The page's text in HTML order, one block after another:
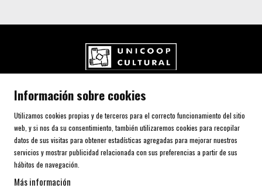
Carrer de l'Aurora, 80 (Plaça de Cal Font)
Telf. 93 805 00 75
AVISO LEGAL Y POLÍTICA DE PRIVACIDAD
Información sobre cookies
Utilizamos cookies propias y de terceros para el correcto funcionamiento del sitio
web, y si nos da su consentimiento, también utilizaremos cookies para recopilar
datos de sus visitas para obtener estadísticas agregadas para mejorar nuestros
servicios y mostrar publicidad relacionada con sus preferencias a partir de sus
hábitos de navegación.
Más información